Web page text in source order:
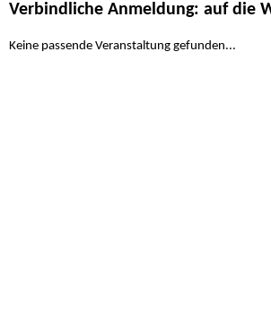
Verbindliche Anmeldung: auf die
Keine passende Veranstaltung gefunden...